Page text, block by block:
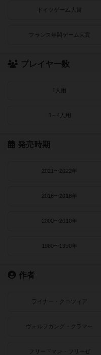
ドイツゲーム大賞
フランス年間ゲーム大賞
プレイヤー数
1人用
3～4人用
発売時期
2021〜2022年
2016〜2018年
2000〜2010年
1980〜1990年
作者
ライナー・クニツィア
ヴォルフガング・クラマー
フリードマン・フリーゼ